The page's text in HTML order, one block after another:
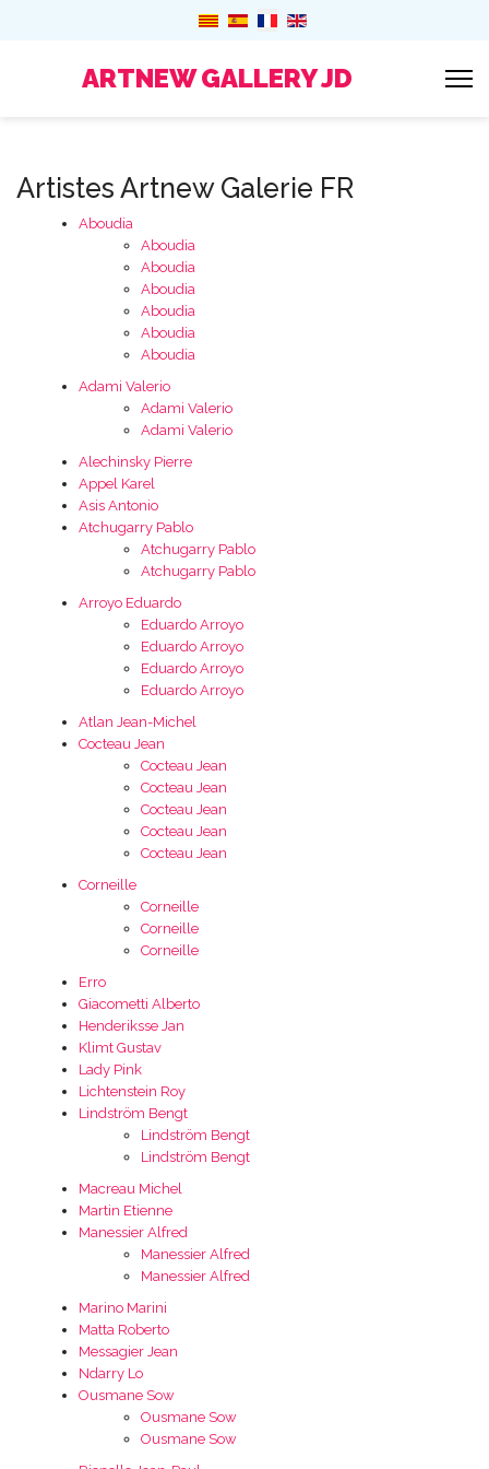
ARTNEW GALLERY JD
Artistes Artnew Galerie FR
Aboudia
Aboudia
Aboudia
Aboudia
Aboudia
Aboudia
Aboudia
Adami Valerio
Adami Valerio
Adami Valerio
Alechinsky Pierre
Appel Karel
Asis Antonio
Atchugarry Pablo
Atchugarry Pablo
Atchugarry Pablo
Arroyo Eduardo
Eduardo Arroyo
Eduardo Arroyo
Eduardo Arroyo
Eduardo Arroyo
Atlan Jean-Michel
Cocteau Jean
Cocteau Jean
Cocteau Jean
Cocteau Jean
Cocteau Jean
Cocteau Jean
Corneille
Corneille
Corneille
Corneille
Erro
Giacometti Alberto
Henderiksse Jan
Klimt Gustav
Lady Pink
Lichtenstein Roy
Lindström Bengt
Lindström Bengt
Lindström Bengt
Macreau Michel
Martin Etienne
Manessier Alfred
Manessier Alfred
Manessier Alfred
Marino Marini
Matta Roberto
Messagier Jean
Ndarry Lo
Ousmane Sow
Ousmane Sow
Ousmane Sow